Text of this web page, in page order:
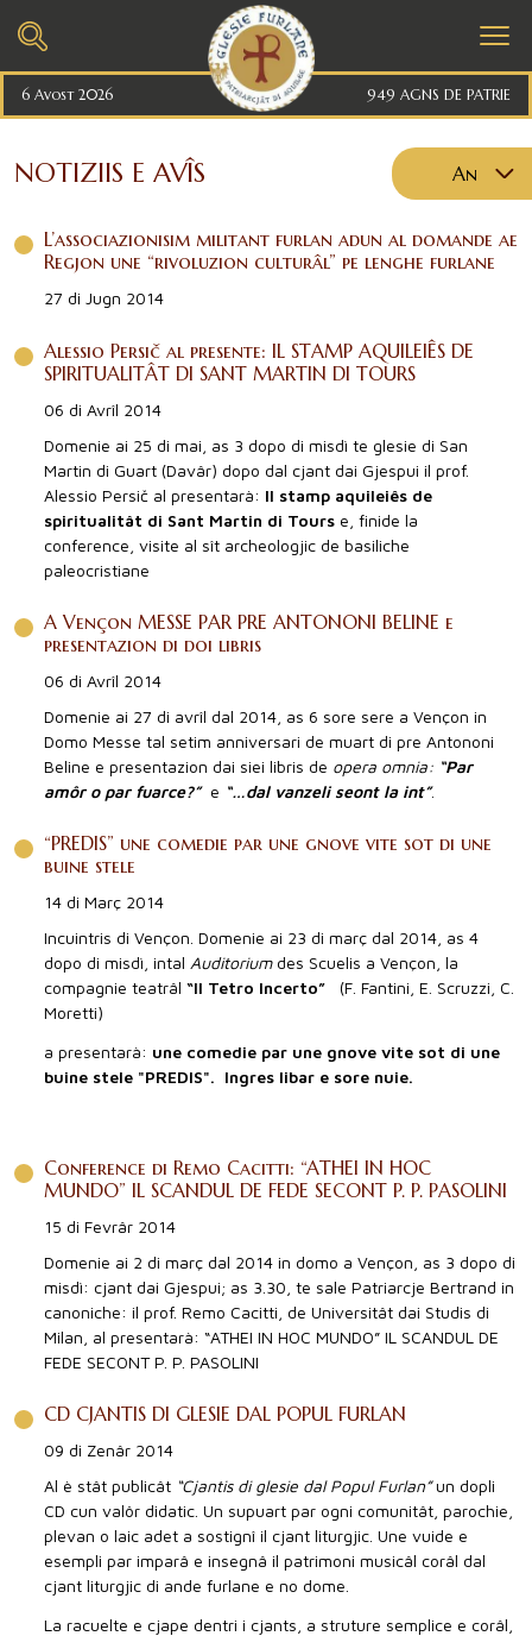
6 Avost 2026 949 AGNS DE PATRIE
NOTIZIIS E AVÎS An
2025
2020
Antecedentis
L’associazionisim militant furlan adun al domande ae
Regjon une “rivoluzion culturâl” pe lenghe furlane
27 di Jugn 2014
Alessio Persič al presente: IL STAMP AQUILEIÊS DE
SPIRITUALITÂT DI SANT MARTIN DI TOURS
06 di Avrîl 2014
Domenie ai 25 di mai, as 3 dopo di misdì te glesie di San
Martin di Guart (Davâr) dopo dal cjant dai Gjespui il prof.
Alessio Persič al presentarà: Il stamp aquileiês de
spiritualitât di Sant Martin di Tours e, finide la
conference, visite al sît archeologjic de basiliche
paleocristiane
A Vençon MESSE PAR PRE ANTONONI BELINE e
presentazion di doi libris
06 di Avrîl 2014
Domenie ai 27 di avrîl dal 2014, as 6 sore sere a Vençon in
Domo Messe tal setim anniversari de muart di pre Antononi
Beline e presentazion dai siei libris de opera omnia: “Par
amôr o par fuarce?”e “…dal vanzeli seont la int”.
“PREDIS” une comedie par une gnove vite sot di une
buine stele
14 di Març 2014
Incuintris di Vençon. Domenie ai 23 di març dal 2014, as 4
dopo di misdì, intal Auditorium des Scuelis a Vençon, la
compagnie teatrâl “Il Tetro Incerto” (F. Fantini, E. Scruzzi, C.
Moretti)
a presentarà: une comedie par une gnove vite sot di une
buine stele "PREDIS". Ingres libar e sore nuie.
Conference di Remo Cacitti: “ATHEI IN HOC
MUNDO” IL SCANDUL DE FEDE SECONT P. P. PASOLINI
15 di Fevrâr 2014
Domenie ai 2 di març dal 2014 in domo a Vençon, as 3 dopo di
misdì: cjant dai Gjespui; as 3.30, te sale Patriarcje Bertrand in
canoniche: il prof. Remo Cacitti, de Universitât dai Studis di
Milan, al presentarà: “ATHEI IN HOC MUNDO” IL SCANDUL DE
FEDE SECONT P. P. PASOLINI
CD CJANTIS DI GLESIE DAL POPUL FURLAN
09 di Zenâr 2014
Al è stât publicât “Cjantis di glesie dal Popul Furlan”un dopli
CD cun valôr didatic. Un supuart par ogni comunitât, parochie,
plevan o laic adet a sostignî il cjant liturgjic. Une vuide e
esempli par imparâ e insegnâ il patrimoni musicâl corâl dal
cjant liturgjic di ande furlane e no dome.
La racuelte e cjape dentri i cjants, a struture semplice e corâl,